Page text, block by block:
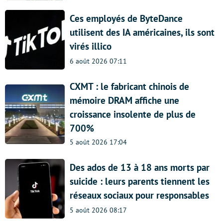
Ces employés de ByteDance
utilisent des IA américaines, ils sont
virés illico
6 août 2026 07:11
CXMT : le fabricant chinois de
mémoire DRAM affiche une
croissance insolente de plus de
700%
5 août 2026 17:04
Des ados de 13 à 18 ans morts par
suicide : leurs parents tiennent les
réseaux sociaux pour responsables
5 août 2026 08:17